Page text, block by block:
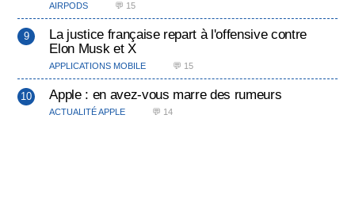
AIRPODS 💬 15
La justice française repart à l'offensive contre
Elon Musk et X
APPLICATIONS MOBILE 💬 15
Apple : en avez-vous marre des rumeurs
ACTUALITÉ APPLE 💬 14